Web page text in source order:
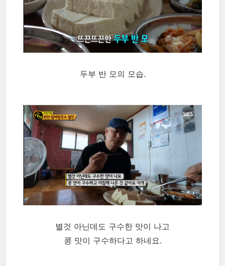
두부 반 모의 모습.
별것 아닌데도 구수한 맛이 나고
콩 맛이 구수하다고 하네요.